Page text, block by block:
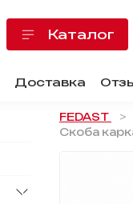
Каталог
Доставка
FEDAST
Скоба